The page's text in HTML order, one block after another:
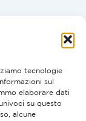
tecnologie
sul
elaborare dati
su questo
alcune